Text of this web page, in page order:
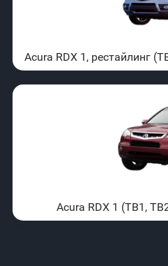
Acura RDX 1, рестайлинг
Acura RDX 1 (TB1,